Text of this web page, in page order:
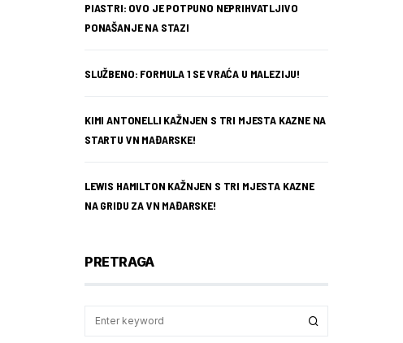
PIASTRI: OVO JE POTPUNO NEPRIHVATLJIVO
PONAŠANJE NA STAZI
SLUŽBENO: FORMULA 1 SE VRAĆA U MALEZIJU!
KIMI ANTONELLI KAŽNJEN S TRI MJESTA KAZNE NA
STARTU VN MAĐARSKE!
LEWIS HAMILTON KAŽNJEN S TRI MJESTA KAZNE
NA GRIDU ZA VN MAĐARSKE!
PRETRAGA